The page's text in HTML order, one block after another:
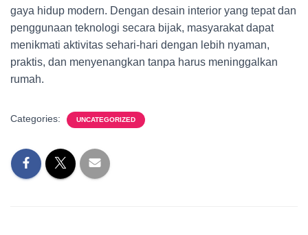
gaya hidup modern. Dengan desain interior yang tepat dan
penggunaan teknologi secara bijak, masyarakat dapat
menikmati aktivitas sehari-hari dengan lebih nyaman,
praktis, dan menyenangkan tanpa harus meninggalkan
rumah.
Categories: UNCATEGORIZED